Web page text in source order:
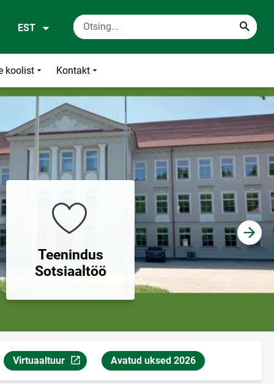
EST
koolist Kontakt
Teenindus
Sotsiaaltöö
Üldharidus
Põhikool
leheküljel
Virtuaaltuur
Link avaneb uuel leheküljelAvatud uksed 2026